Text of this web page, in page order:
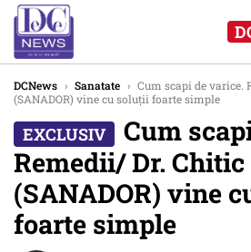
DCNews › Sanatate › Cum scapi de varice.
(SANADOR) vine cu soluții foarte simple
Cum
Remedii/ Dr. Chitic
(SANADOR) vine
foarte simple